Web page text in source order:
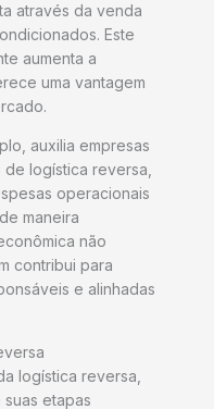
através da venda
Este
aumenta a
uma vantagem
auxilia empresas
logística reversa,
operacionais
maneira
não
contribui para
e alinhadas
logística reversa,
etapas